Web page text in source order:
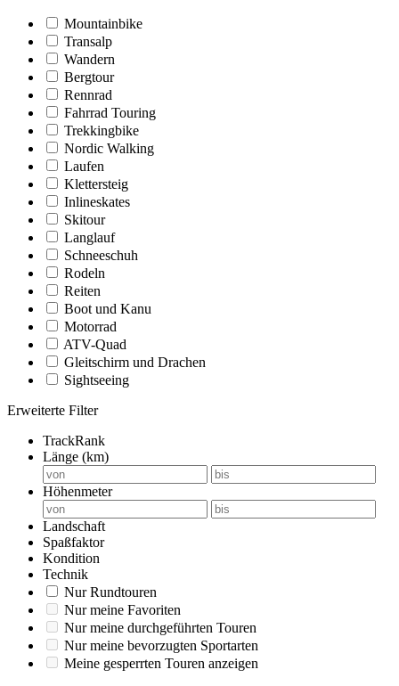
Mountainbike
Transalp
Wandern
Bergtour
Rennrad
Fahrrad Touring
Trekkingbike
Nordic Walking
Laufen
Klettersteig
Inlineskates
Skitour
Langlauf
Schneeschuh
Rodeln
Reiten
Boot und Kanu
Motorrad
ATV-Quad
Gleitschirm und Drachen
Sightseeing
Erweiterte Filter
TrackRank
Länge (km)
Höhenmeter
Landschaft
Spaßfaktor
Kondition
Technik
Nur Rundtouren
Nur meine Favoriten
Nur meine durchgeführten Touren
Nur meine bevorzugten Sportarten
Meine gesperrten Touren anzeigen